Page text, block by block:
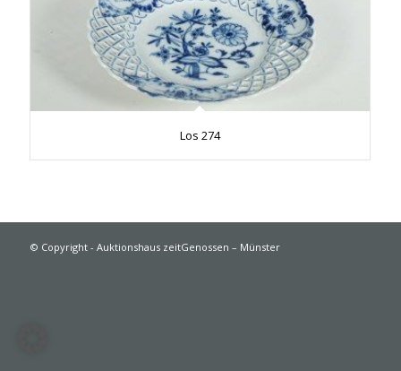
Los 274
© Copyright - Auktionshaus zeitGenossen – Münster